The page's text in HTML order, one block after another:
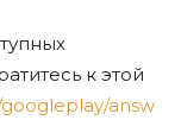
к этой
answ